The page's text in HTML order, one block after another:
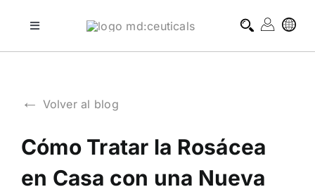
Toggle
tratamientos domiciliarios
blog
← Volver al blog
Cómo Tratar la Rosácea
en Casa con una Nueva